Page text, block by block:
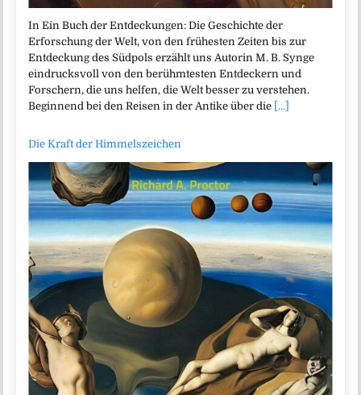
In Ein Buch der Entdeckungen: Die Geschichte der
Erforschung der Welt, von den frühesten Zeiten bis zur
Entdeckung des Südpols erzählt uns Autorin M. B. Synge
eindrucksvoll von den berühmtesten Entdeckern und
Forschern, die uns helfen, die Welt besser zu verstehen.
Beginnend bei den Reisen in der Antike über die [...]
Die Kraft der Himmelszeichen